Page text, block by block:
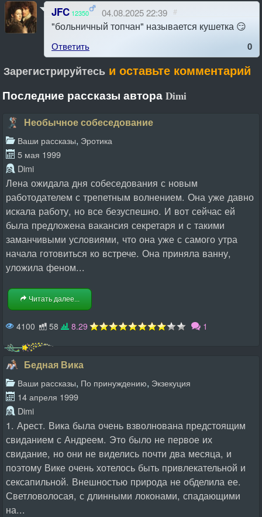
JFC 12350 04.08.2025 22:39 #
"больничный топчан" называется кушетка 😏
Ответить 0
Зарегистрируйтесь и оставьте комментарий
Последние рассказы автора Dimi
Необычное собеседование
Ваши рассказы, Эротика
5 мая 1999
Dimi
Лена ожидала дня собеседования с новым
работодателем с трепетным волнением. Она уже давно
искала работу, но все безуспешно. И вот сейчас ей
была предложена вакансия секретаря и с такими
заманчивыми условиями, что она уже с самого утра
начала готовиться ко встрече. Она приняла ванну,
уложила феном...
Читать далее...
4100 58 8.29 1
Бедная Вика
Ваши рассказы, По принуждению, Экзекуция
14 апреля 1999
Dimi
1. Арест. Вика была очень взволнована предстоящим
свиданием с Андреем. Это было не первое их
свидание, но они не виделись почти два месяца, и
поэтому Вике очень хотелось быть привлекательной и
сексапильной. Внешностью природа не обделила ее.
Светловолосая, с длинными локонами, спадающими
на...